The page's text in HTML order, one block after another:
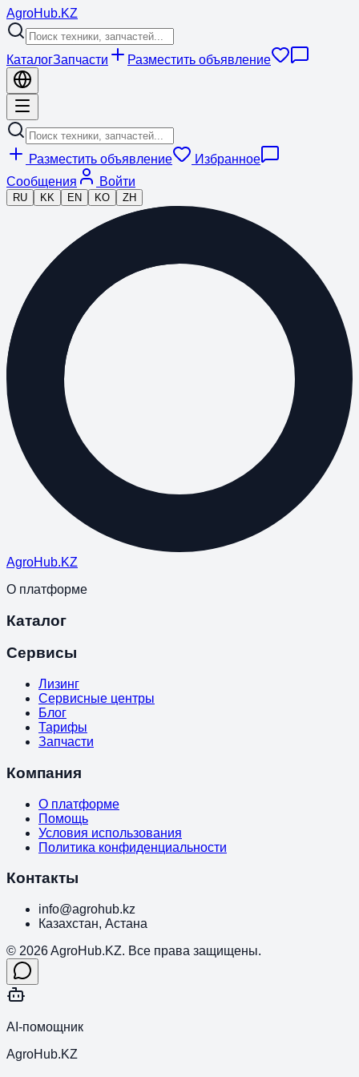
AgroHub.KZ
КаталогЗапчасти Разместить объявление
Разместить объявление
Избранное
Сообщения
Войти
RU KK EN KO ZH
AgroHub.KZ
О платформе
Каталог
Сервисы
Лизинг
Сервисные центры
Блог
Тарифы
Запчасти
Компания
О платформе
Помощь
Условия использования
Политика конфиденциальности
Контакты
info@agrohub.kz
Казахстан, Астана
© 2026 AgroHub.KZ. Все права защищены.
AI-помощник
AgroHub.KZ